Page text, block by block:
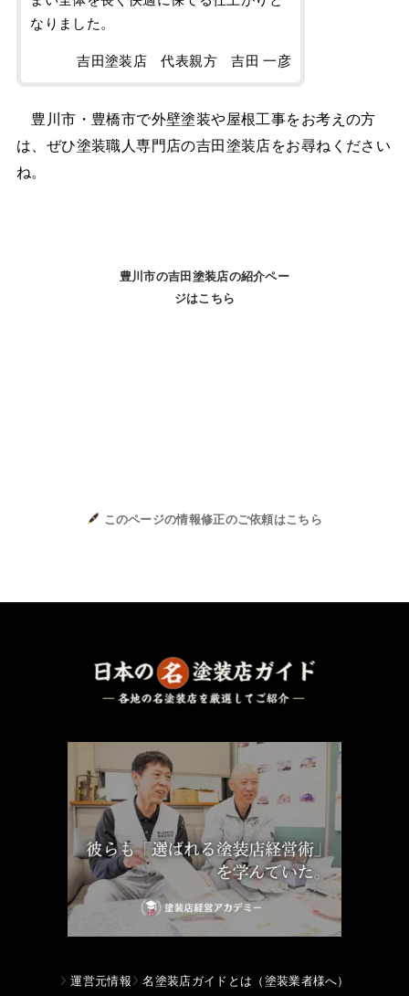
なりました。
吉田塗装店 代表親方 吉田 一彦
豊川市・豊橋市で外壁塗装や屋根工事をお考えの方
は、ぜひ塗装職人専門店の吉田塗装店をお尋ねください
ね。
豊川市の吉田塗装店の紹介ペー
ジはこちら
このページの情報修正のご依頼はこちら
運営元情報 名塗装店ガイドとは（塗装業者様へ）